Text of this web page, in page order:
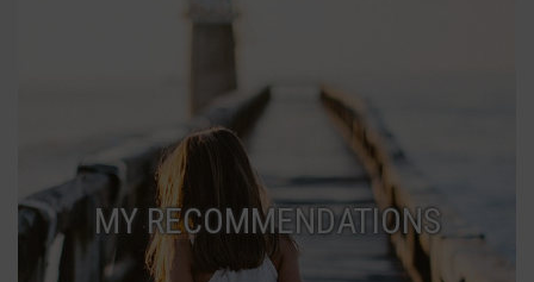
MY RECOMMENDATIONS